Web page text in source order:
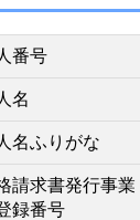
番号
名
名ふりがな
請求書発行事業
録番号